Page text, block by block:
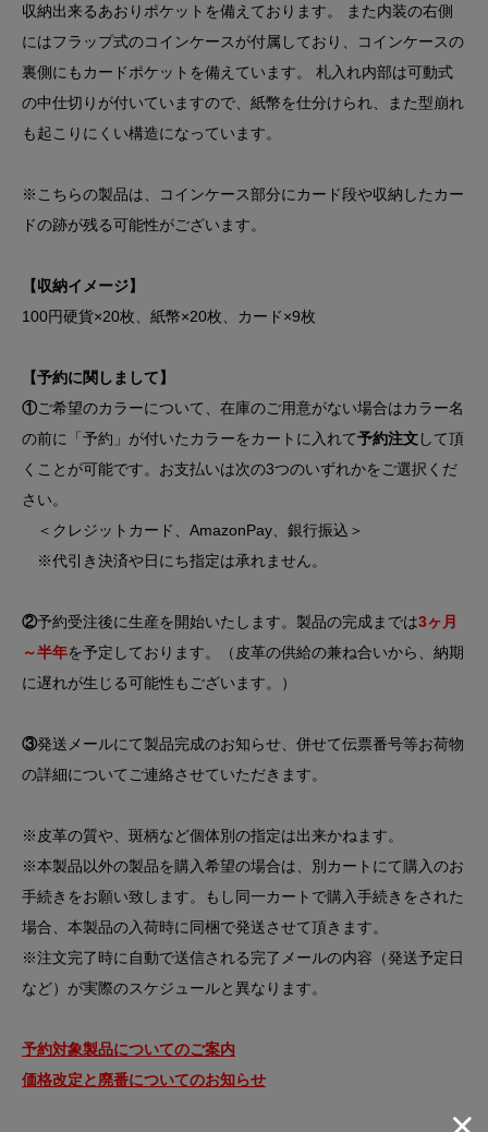
収納出来るあおりポケットを備えております。 また内装の右側
にはフラップ式のコインケースが付属しており、コインケースの
裏側にもカードポケットを備えています。 札入れ内部は可動式
の中仕切りが付いていますので、紙幣を仕分けられ、また型崩れ
も起こりにくい構造になっています。
※こちらの製品は、コインケース部分にカード段や収納したカー
ドの跡が残る可能性がございます。
【収納イメージ】
100円硬貨×20枚、紙幣×20枚、カード×9枚
【予約に関しまして】
①ご希望のカラーについて、在庫のご用意がない場合はカラー名
の前に「予約」が付いたカラーをカートに入れて予約注文して頂
くことが可能です。お支払いは次の3つのいずれかをご選択くだ
さい。
＜クレジットカード、AmazonPay、銀行振込＞
※代引き決済や日にち指定は承れません。
②予約受注後に生産を開始いたします。製品の完成までは3ヶ月
～半年を予定しております。（皮革の供給の兼ね合いから、納期
に遅れが生じる可能性もございます。）
③発送メールにて製品完成のお知らせ、併せて伝票番号等お荷物
の詳細についてご連絡させていただきます。
※皮革の質や、斑柄など個体別の指定は出来かねます。
※本製品以外の製品を購入希望の場合は、別カートにて購入のお
手続きをお願い致します。もし同一カートで購入手続きをされた
場合、本製品の入荷時に同梱で発送させて頂きます。
※注文完了時に自動で送信される完了メールの内容（発送予定日
など）が実際のスケジュールと異なります。
予約対象製品についてのご案内
価格改定と廃番についてのお知らせ